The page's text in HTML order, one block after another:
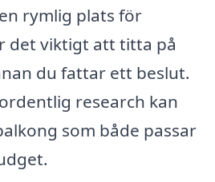
rymlig plats för
det viktigt att titta på
du fattar ett beslut.
research kan
som både passar